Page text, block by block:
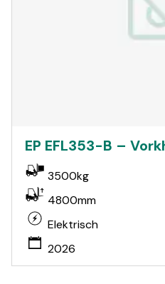
EP EFL353-B –
3500kg
4800mm
Elektrisch
2026